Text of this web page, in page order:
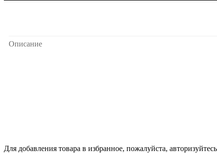
Описание
Для добавления товара в избранное, пожалуйста, авторизуйтесь